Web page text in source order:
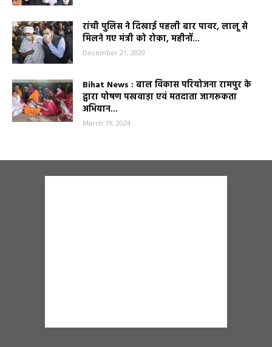
रांची पुलिस ने दिखाई पहली बार पावर, लालू से
मिलने गए मंत्री को रोका, महीनों...
December 21, 2020
Bihat News : बाल विकास परियोजना रामपुर के
द्वारा पोषण पखवाड़ा एवं मतदाता जागरूकता
अभियान...
March 19, 2024